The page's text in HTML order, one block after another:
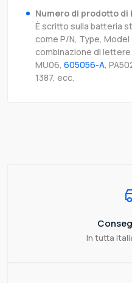
Numero di prodotto di
È scritto sulla batteria
come P/N, Type,
combinazione di lettere
MU06, 605056-A,
1387, ecc.
In tutta